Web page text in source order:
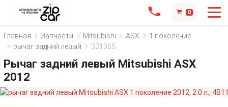
0
Главная Запчасти Mitsubishi ASX
1 поколение
рычаг задний левый
321365
Рычаг задний левый Mitsubishi ASX
2012